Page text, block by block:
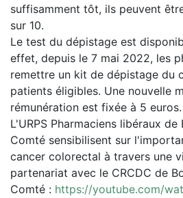
suffisamment tôt, ils peuvent
sur 10.
Le test du dépistage est
effet, depuis le 7 mai 2022, les
remettre un kit de dépistage du
patients éligibles. Une nouvelle
rémunération est fixée à 5 euros.
L'URPS Pharmaciens libéraux
Comté sensibilisent sur
cancer colorectal à travers une
partenariat avec le CRCDC de
Comté : https://youtube.com/